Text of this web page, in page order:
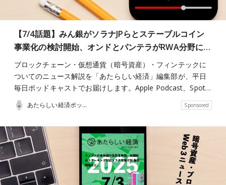
【7/4話題】みん銀がソラナJPらとステーブルコイン
事業化の検討開始、オンドとパンテラがRWA分野に…
ブロックチェーン・仮想通貨（暗号資産）・フィンテックに
ついてのニュース解説を「あたらしい経済」編集部が、平日
毎日ポッドキャストでお届けします。Apple Podcast、Spot…
あたらしい経済ポッドキャスト Sponsored